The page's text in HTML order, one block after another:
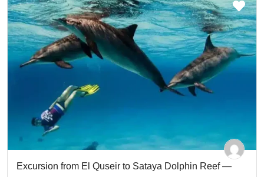
Excursion from El Quseir to Sataya Dolphin Reef —